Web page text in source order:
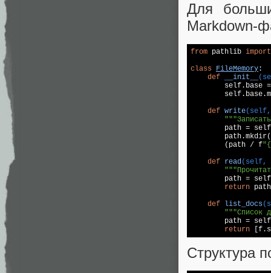
Для
Markdown-
from pathlib import
class
FileMemory:
def
__init__
self.base
def write
path =
        (path / f
def read (self,
path =
return
def list_docs
"""Список
path =
return
Структура